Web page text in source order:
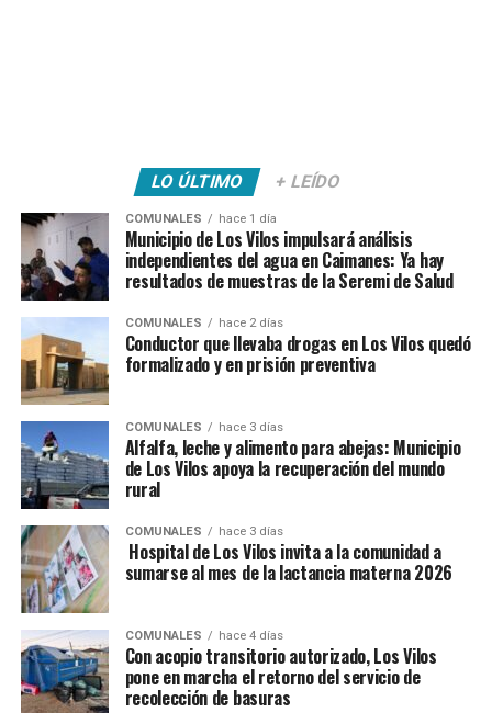
LO ÚLTIMO + LEÍDO
COMUNALES hace 1 día
Municipio de Los Vilos impulsará análisis
independientes del agua en Caimanes: Ya hay
resultados de muestras de la Seremi de Salud
COMUNALES hace 2 días
Conductor que llevaba drogas en Los Vilos quedó
formalizado y en prisión preventiva
COMUNALES hace 3 días
Alfalfa, leche y alimento para abejas: Municipio
de Los Vilos apoya la recuperación del mundo
rural
COMUNALES hace 3 días
Hospital de Los Vilos invita a la comunidad a
sumarse al mes de la lactancia materna 2026
COMUNALES hace 4 días
Con acopio transitorio autorizado, Los Vilos
pone en marcha el retorno del servicio de
recolección de basuras